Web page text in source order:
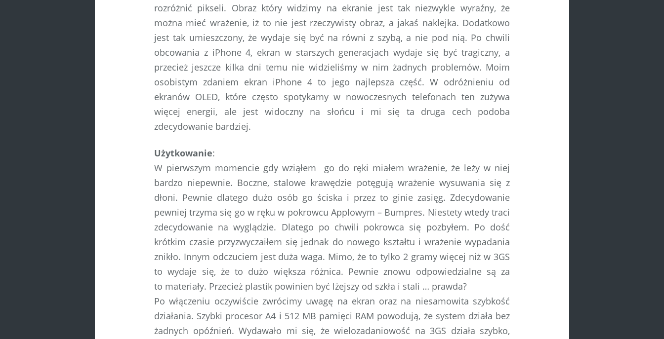
rozróżnić pikseli. Obraz który widzimy na ekranie jest tak niezwykle wyraźny, że
można mieć wrażenie, iż to nie jest rzeczywisty obraz, a jakaś naklejka. Dodatkowo
jest tak umieszczony, że wydaje się być na równi z szybą, a nie pod nią. Po chwili
obcowania z iPhone 4, ekran w starszych generacjach wydaje się być tragiczny, a
przecież jeszcze kilka dni temu nie widzieliśmy w nim żadnych problemów. Moim
osobistym zdaniem ekran iPhone 4 to jego najlepsza część. W odróżnieniu od
ekranów OLED, które często spotykamy w nowoczesnych telefonach ten zużywa
więcej energii, ale jest widoczny na słońcu i mi się ta druga cech podoba
zdecydowanie bardziej.
Użytkowanie:
W pierwszym momencie gdy wziąłem go do ręki miałem wrażenie, że leży w niej
bardzo niepewnie. Boczne, stalowe krawędzie potęgują wrażenie wysuwania się z
dłoni. Pewnie dlatego dużo osób go ściska i przez to ginie zasięg. Zdecydowanie
pewniej trzyma się go w ręku w pokrowcu Applowym – Bumpres. Niestety wtedy traci
zdecydowanie na wyglądzie. Dlatego po chwili pokrowca się pozbyłem. Po dość
krótkim czasie przyzwyczaiłem się jednak do nowego kształtu i wrażenie wypadania
znikło. Innym odczuciem jest duża waga. Mimo, że to tylko 2 gramy więcej niż w 3GS
to wydaje się, że to dużo większa różnica. Pewnie znowu odpowiedzialne są za
to materiały. Przecież plastik powinien być lżejszy od szkła i stali … prawda?
Po włączeniu oczywiście zwrócimy uwagę na ekran oraz na niesamowita szybkość
działania. Szybki procesor A4 i 512 MB pamięci RAM powodują, że system działa bez
żadnych opóźnień. Wydawało mi się, że wielozadaniowość na 3GS działa szybko,